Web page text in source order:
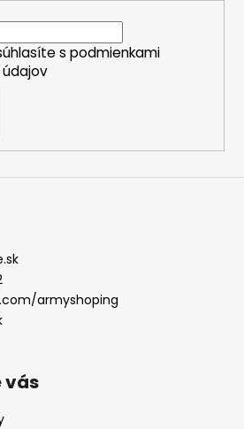
s podmienkami
armyshoping
vás